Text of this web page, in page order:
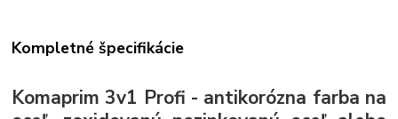
Kompletné špecifikácie
Komaprim 3v1 Profi - antikorózna farba na